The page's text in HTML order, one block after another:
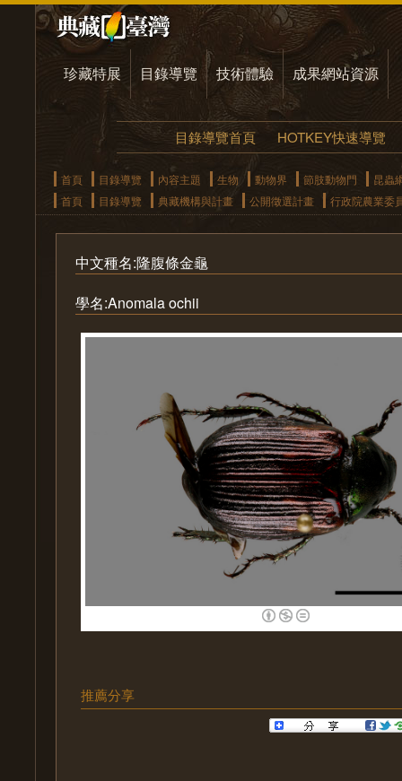
珍藏特展 目錄導覽 技術體驗 成果網站資源
目錄導覽首頁 HOTKEY快速導覽
首頁 目錄導覽 內容主題 生物 動物界 節肢動物門
昆蟲
首頁
目錄導覽 典藏機構與計畫 公開徵選計畫 行政院農業委
中文種名:隆腹條金龜
學名:Anomala ochii
推薦分享